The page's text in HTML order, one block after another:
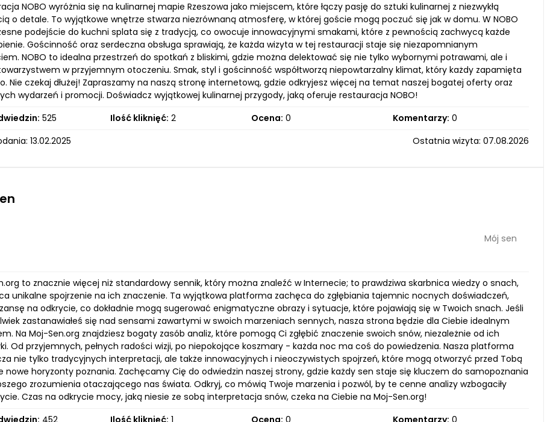
NOBO wyróżnia się na kulinarnej mapie Rzeszowa jako miejscem, które łączy pasję do sztuki kulinarnej z niezwykłą
o detale. To wyjątkowe wnętrze stwarza niezrównaną atmosferę, w której goście mogą poczuć się jak w domu. W NOBO
podejście do kuchni splata się z tradycją, co owocuje innowacyjnymi smakami, które z pewnością zachwycą każde
Gościnność oraz serdeczna obsługa sprawiają, że każda wizyta w tej restauracji staje się niezapomnianym
NOBO to idealna przestrzeń do spotkań z bliskimi, gdzie można delektować się nie tylko wybornymi potrawami, ale i
w przyjemnym otoczeniu. Smak, styl i gościnność współtworzą niepowtarzalny klimat, który każdy zapamięta
Nie czekaj dłużej! Zapraszamy na naszą stronę internetową, gdzie odkryjesz więcej na temat naszej bogatej oferty oraz
wydarzeń i promocji. Doświadcz wyjątkowej kulinarnej przygody, jaką oferuje restauracja NOBO!
525 Ilość kliknięć: 2 Ocena: 0 Komentarzy: 0
13.02.2025
Ostatnia wizyta: 07.08.2026
Mój sen
to znacznie więcej niż standardowy sennik, który można znaleźć w Internecie; to prawdziwa skarbnica wiedzy o snach,
unikalne spojrzenie na ich znaczenie. Ta wyjątkowa platforma zachęca do zgłębiania tajemnic nocnych doświadczeń,
na odkrycie, co dokładnie mogą sugerować enigmatyczne obrazy i sytuacje, które pojawiają się w Twoich snach. Jeśli
zastanawiałeś się nad sensami zawartymi w swoich marzeniach sennych, nasza strona będzie dla Ciebie idealnym
Na Moj-Sen.org znajdziesz bogaty zasób analiz, które pomogą Ci zgłębić znaczenie swoich snów, niezależnie od ich
Od przyjemnych, pełnych radości wizji, po niepokojące koszmary - każda noc ma coś do powiedzenia. Nasza platforma
nie tylko tradycyjnych interpretacji, ale także innowacyjnych i nieoczywistych spojrzeń, które mogą otworzyć przed Tobą
nowe horyzonty poznania. Zachęcamy Cię do odwiedzin naszej strony, gdzie każdy sen staje się kluczem do samopoznania
zrozumienia otaczającego nas świata. Odkryj, co mówią Twoje marzenia i pozwól, by te cenne analizy wzbogaciły
Czas na odkrycie mocy, jaką niesie ze sobą interpretacja snów, czeka na Ciebie na Moj-Sen.org!
452 Ilość kliknięć: 1 Ocena: 0 Komentarzy: 0